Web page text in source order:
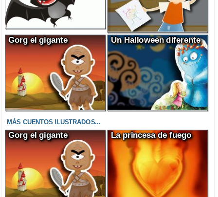
Gorg el gigante Un Halloween diferente
MÁS CUENTOS ILUSTRADOS...
Gorg el gigante La princesa de fuego